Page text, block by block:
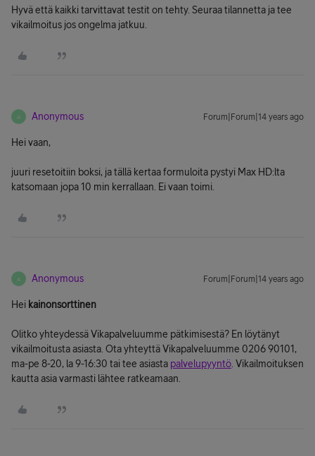
Hyvä että kaikki tarvittavat testit on tehty. Seuraa tilannetta ja tee
vikailmoitus jos ongelma jatkuu.
A Anonymous Forum|Forum|14 years ago
Hei vaan,
juuri resetoitiin boksi, ja tällä kertaa formuloita pystyi Max HD:lta
katsomaan jopa 10 min kerrallaan. Ei vaan toimi.
A Anonymous Forum|Forum|14 years ago
Hei kainonsorttinen
Olitko yhteydessä Vikapalveluumme pätkimisestä? En löytänyt
vikailmoitusta asiasta. Ota yhteyttä Vikapalveluumme 0206 90101,
ma-pe 8-20, la 9-16:30 tai tee asiasta palvelupyyntö . Vikailmoituksen
kautta asia varmasti lähtee ratkeamaan.